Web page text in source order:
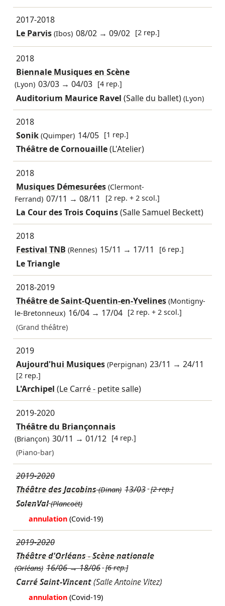
2017-2018
Le Parvis(Ibos) 08/02 →09/02 [2 rep.]
2018
Biennale Musiques en Scène
(Lyon) 03/03 →04/03 [4 rep.]
Auditorium Maurice Ravel (Salle du ballet) (Lyon)
2018
Sonik(Quimper) 14/05 [1 rep.]
Théâtre de Cornouaille(L'Atelier)
2018
Musiques Démesurées(Clermont-
Ferrand) 07/11 →08/11 [2 rep. + 2 scol.]
La Cour des Trois Coquins(Salle Samuel Beckett)
2018
Festival TNB (Rennes) 15/11 → 17/11 [6 rep.]
Le Triangle
2018-2019
Théâtre de Saint-Quentin-en-Yvelines(Montigny-
le-Bretonneux) 16/04 → 17/04 [2 rep. + 2 scol.]
(Grand théâtre)
2019
Aujourd'hui Musiques(Perpignan) 23/11 →24/11
[2 rep.]
L'Archipel (Le Carré - petite salle)
2019-2020
Théâtre du Briançonnais
(Briançon) 30/11 →01/12 [4 rep.]
(Piano-bar)
2019-2020
Théâtre des Jacobins(Dinan) 13/03 [2 rep.]
SolenVal (Plancoët)
annulation (Covid-19)
2019-2020
Théâtre d'Orléans - Scène nationale
(Orléans) 16/06→18/06 [6 rep.]
Carré Saint-Vincent(Salle Antoine Vitez)
annulation (Covid-19)